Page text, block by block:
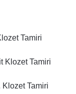
Tamiri
Klozet Tamiri
Klozet Tamiri